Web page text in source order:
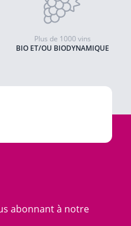
BIO ET/OU BIODYNAMIQUE
Plus de 1000 vins
abonnant à notre